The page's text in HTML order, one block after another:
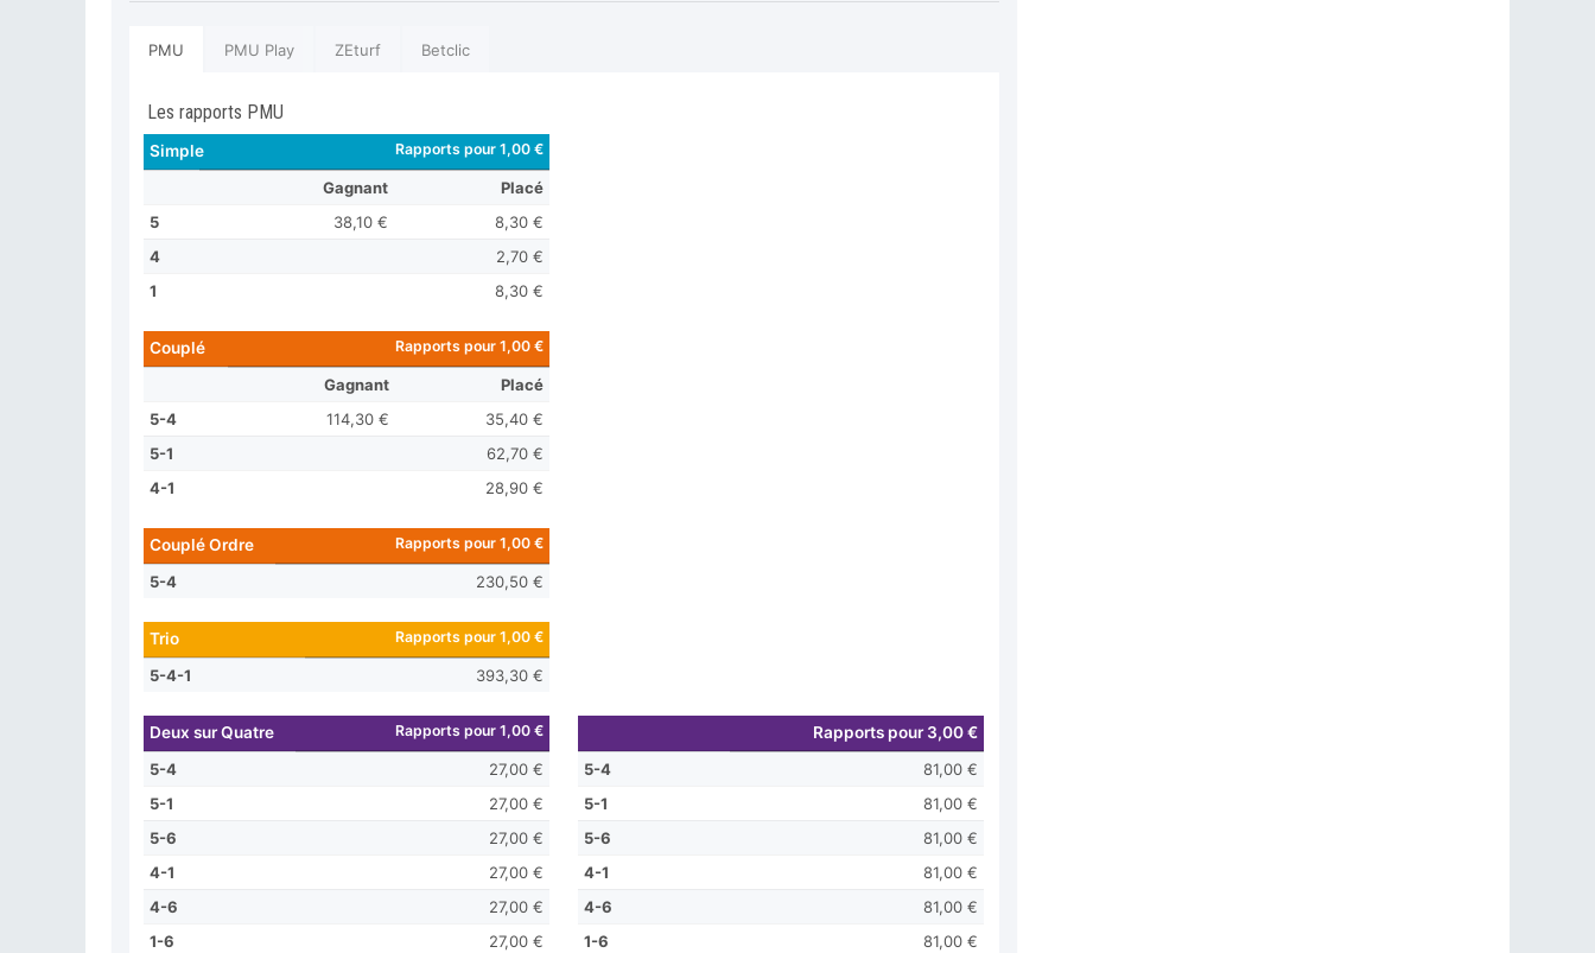
PMU PMU Play ZEturf Betclic
Les rapports PMU
Simple Rapports pour 1,00 €
Gagnant
Placé
5
38,10 €
8,30 €
4
2,70 €
1
8,30 €
Couplé Rapports pour 1,00 €
Gagnant
Placé
5-4
114,30 €
35,40 €
5-1
62,70 €
4-1
28,90 €
Couplé Ordre Rapports pour 1,00 €
5-4 230,50 €
Trio Rapports pour 1,00 €
5-4-1 393,30 €
Deux sur Quatre Rapports pour 1,00 €
5-4
27,00 €
5-1
27,00 €
5-6
27,00 €
4-1
27,00 €
4-6
27,00 €
1-6
27,00 €
Rapports pour 3,00 €
5-4
81,00 €
5-1
81,00 €
5-6
81,00 €
4-1
81,00 €
4-6
81,00 €
1-6
81,00 €